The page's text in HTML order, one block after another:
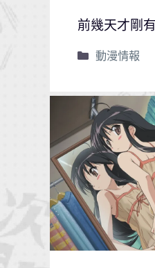
前幾天才剛
動漫情報